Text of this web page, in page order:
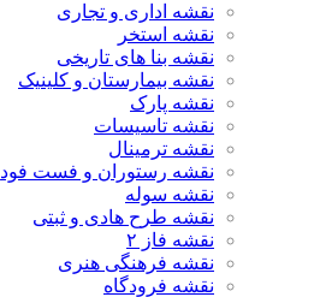
نقشه اداری و تجاری
نقشه استخر
نقشه بنا های تاریخی
نقشه بیمارستان و کلینیک
نقشه پارک
نقشه تاسیسات
نقشه ترمینال
نقشه رستوران و فست فود
نقشه سوله
نقشه طرح هادی و ثبتی
نقشه فاز ۲
نقشه فرهنگی هنری
نقشه فرودگاه